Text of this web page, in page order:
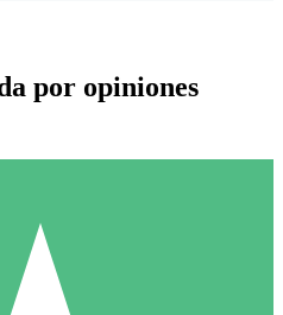
Individuales
por opiniones